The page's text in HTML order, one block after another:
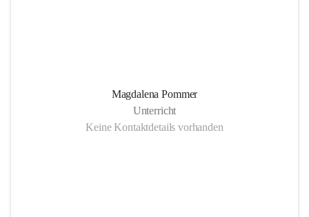
Magdalena Pommer
Unterricht
Keine Kontaktdetails vorhanden